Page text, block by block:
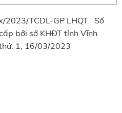
2023/TCDL-GP LHQT Số
bởi sở KHĐT tỉnh Vĩnh
1, 16/03/2023